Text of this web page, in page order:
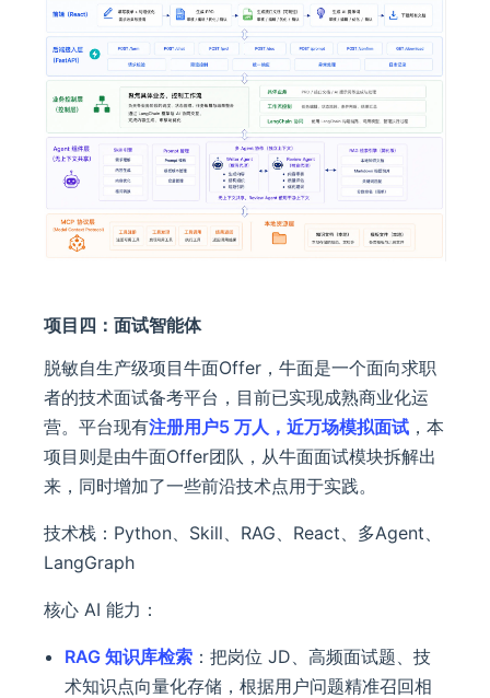
项目四：面试智能体
脱敏自生产级项目牛面Offer，牛面是一个面向求职
者的技术面试备考平台，目前已实现成熟商业化运
营。平台现有注册用户5 万人，近万场模拟面试 ，本
项目则是由牛面Offer团队，从牛面面试模块拆解出
来，同时增加了一些前沿技术点用于实践。
技术栈：Python、Skill、RAG、React、多Agent、
LangGraph
核心 AI 能力：
RAG 知识库检索 ：把岗位 JD、高频面试题、技
术知识点向量化存储，根据用户问题精准召回相